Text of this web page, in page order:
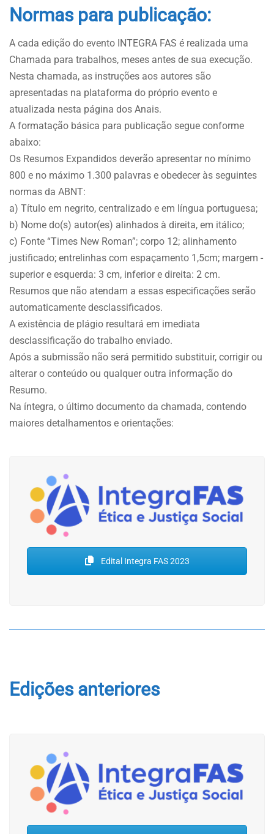
Normas para publicação:
A cada edição do evento INTEGRA FAS é realizada uma
Chamada para trabalhos, meses antes de sua execução.
Nesta chamada, as instruções aos autores são
apresentadas na plataforma do próprio evento e
atualizada nesta página dos Anais.
A formatação básica para publicação segue conforme
abaixo:
Os Resumos Expandidos deverão apresentar no mínimo
800 e no máximo 1.300 palavras e obedecer às seguintes
normas da ABNT:
a) Título em negrito, centralizado e em língua portuguesa;
b) Nome do(s) autor(es) alinhados à direita, em itálico;
c) Fonte “Times New Roman”; corpo 12; alinhamento
justificado; entrelinhas com espaçamento 1,5cm; margem -
superior e esquerda: 3 cm, inferior e direita: 2 cm.
Resumos que não atendam a essas especificações serão
automaticamente desclassificados.
A existência de plágio resultará em imediata
desclassificação do trabalho enviado.
Após a submissão não será permitido substituir, corrigir ou
alterar o conteúdo ou qualquer outra informação do
Resumo.
Na íntegra, o último documento da chamada, contendo
maiores detalhamentos e orientações:
Edital Integra FAS 2023
Edições anteriores